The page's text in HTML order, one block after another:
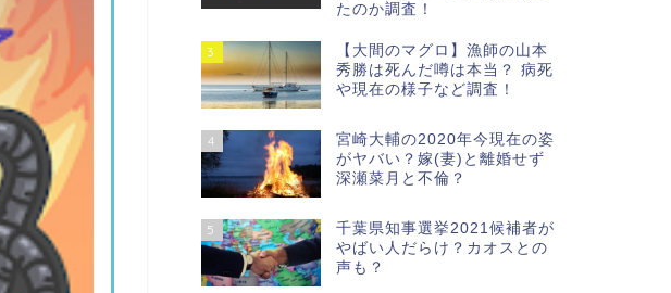
たのか調査！
3
【大間のマグロ】漁師の山本
秀勝は死んだ噂は本当？ 病死
や現在の様子など調査！
4
宮崎大輔の2020年今現在の姿
がヤバい？嫁(妻)と離婚せず
深瀬菜月と不倫？
5
千葉県知事選挙2021候補者が
やばい人だらけ？カオスとの
声も？